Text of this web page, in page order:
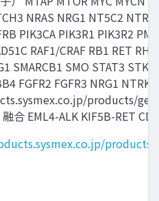
NRAS NRG1 NT5C2
PIK3CA PIK3R1 PIK3R2
RAF1/CRAF RB1 RET
SMARCB1 SMO STAT3
FGFR2 FGFR3 NRG1
products/
融合 EML4-ALK KIF5B-RET
products/